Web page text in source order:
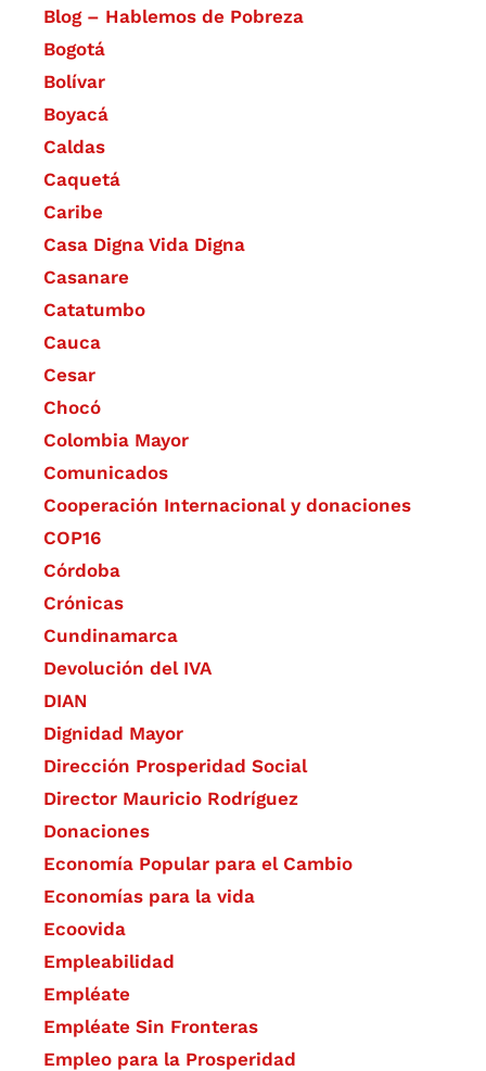
Blog – Hablemos de Pobreza
Bogotá
Bolívar
Boyacá
Caldas
Caquetá
Caribe
Casa Digna Vida Digna
Casanare
Catatumbo
Cauca
Cesar
Chocó
Colombia Mayor
Comunicados
Cooperación Internacional y donaciones
COP16
Córdoba
Crónicas
Cundinamarca
Devolución del IVA
DIAN
Dignidad Mayor
Dirección Prosperidad Social
Director Mauricio Rodríguez
Donaciones
Economía Popular para el Cambio
Economías para la vida
Ecoovida
Empleabilidad
Empléate
Empléate Sin Fronteras
Empleo para la Prosperidad